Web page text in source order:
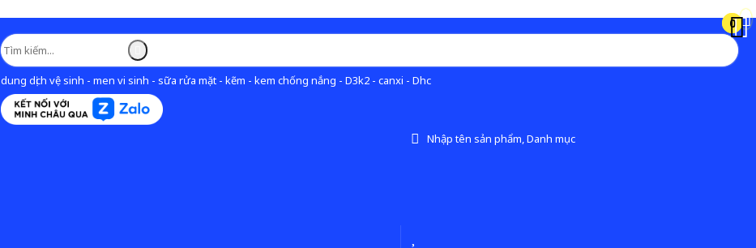
dung dịch vệ sinh - men vi sinh - sữa rửa mặt - kẽm - kem chống nắng - D3k2 - canxi - Dhc
Nhập tên sản phẩm, Danh mục
0
0